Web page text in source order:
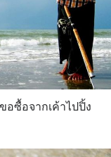
อซื้อจากเค้าไปปิ้ง